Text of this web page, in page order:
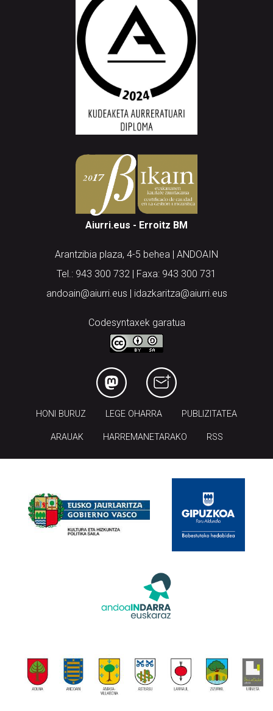
Aiurri.eus - Erroitz BM
Arantzibia plaza, 4-5 behea | ANDOAIN
Tel.: 943 300 732 | Faxa: 943 300 731
andoain@aiurri.eus | idazkaritza@aiurri.eus
Codesyntaxek garatua
HONI BURUZ LEGE OHARRA PUBLIZITATEA
ARAUAK HARREMANETARAKO RSS